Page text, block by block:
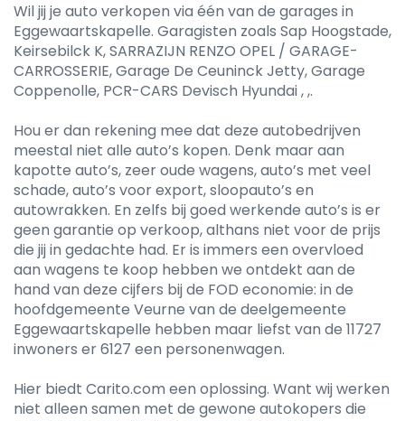
Wil jij je auto verkopen via één van de garages in
Eggewaartskapelle. Garagisten zoals Sap Hoogstade,
Keirsebilck K, SARRAZIJN RENZO OPEL / GARAGE-
CARROSSERIE, Garage De Ceuninck Jetty, Garage
Coppenolle, PCR-CARS Devisch Hyundai , ,.
Hou er dan rekening mee dat deze autobedrijven
meestal niet alle auto’s kopen. Denk maar aan
kapotte auto’s, zeer oude wagens, auto’s met veel
schade, auto’s voor export, sloopauto’s en
autowrakken. En zelfs bij goed werkende auto’s is er
geen garantie op verkoop, althans niet voor de prijs
die jij in gedachte had. Er is immers een overvloed
aan wagens te koop hebben we ontdekt aan de
hand van deze cijfers bij de FOD economie: in de
hoofdgemeente Veurne van de deelgemeente
Eggewaartskapelle hebben maar liefst van de 11727
inwoners er 6127 een personenwagen.
Hier biedt Carito.com een oplossing. Want wij werken
niet alleen samen met de gewone autokopers die